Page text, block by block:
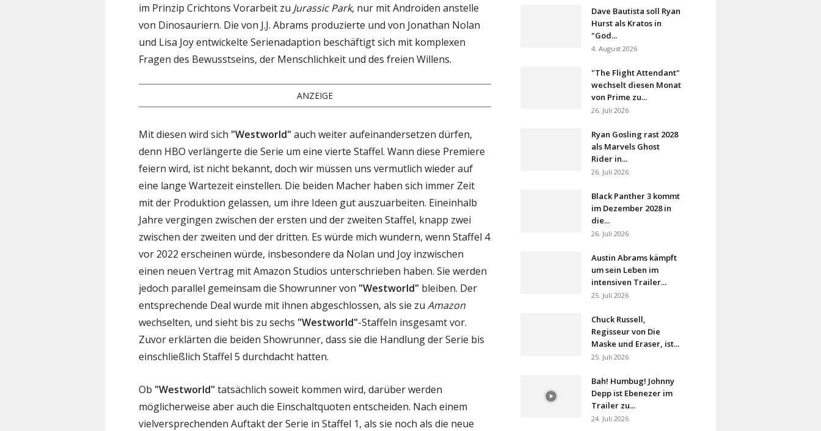
im Prinzip Crichtons Vorarbeit zu Jurassic Park, nur mit Androiden anstelle
von Dinosauriern. Die von J.J. Abrams produzierte und von Jonathan Nolan
und Lisa Joy entwickelte Serienadaption beschäftigt sich mit komplexen
Fragen des Bewusstseins, der Menschlichkeit und des freien Willens.
ANZEIGE
Mit diesen wird sich "Westworld" auch weiter aufeinandersetzen dürfen,
denn HBO verlängerte die Serie um eine vierte Staffel. Wann diese Premiere
feiern wird, ist nicht bekannt, doch wir müssen uns vermutlich wieder auf
eine lange Wartezeit einstellen. Die beiden Macher haben sich immer Zeit
mit der Produktion gelassen, um ihre Ideen gut auszuarbeiten. Eineinhalb
Jahre vergingen zwischen der ersten und der zweiten Staffel, knapp zwei
zwischen der zweiten und der dritten. Es würde mich wundern, wenn Staffel 4
vor 2022 erscheinen würde, insbesondere da Nolan und Joy inzwischen
einen neuen Vertrag mit Amazon Studios unterschrieben haben. Sie werden
jedoch parallel gemeinsam die Showrunner von "Westworld" bleiben. Der
entsprechende Deal wurde mit ihnen abgeschlossen, als sie zu Amazon
wechselten, und sieht bis zu sechs "Westworld"-Staffeln insgesamt vor.
Zuvor erklärten die beiden Showrunner, dass sie die Handlung der Serie bis
einschließlich Staffel 5 durchdacht hatten.
Ob "Westworld" tatsächlich soweit kommen wird, darüber werden
möglicherweise aber auch die Einschaltquoten entscheiden. Nach einem
vielversprechenden Auftakt der Serie in Staffel 1, als sie noch als die neue
Dave Bautista soll Ryan
Hurst als Kratos in
"God...
4. August 2026
"The Flight Attendant"
wechselt diesen Monat
von Prime zu...
26. Juli 2026
Ryan Gosling rast 2028
als Marvels Ghost
Rider in...
26. Juli 2026
Black Panther 3 kommt
im Dezember 2028 in
die...
26. Juli 2026
Austin Abrams kämpft
um sein Leben im
intensiven Trailer...
25. Juli 2026
Chuck Russell,
Regisseur von Die
Maske und Eraser, ist...
25. Juli 2026
Bah! Humbug! Johnny
Depp ist Ebenezer im
Trailer zu...
24. Juli 2026